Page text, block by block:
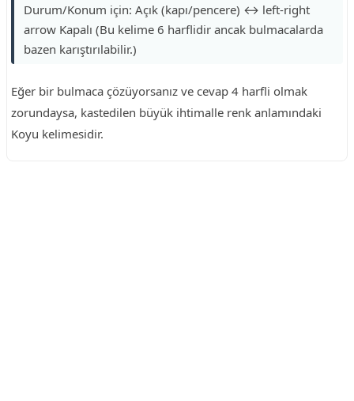
Durum/Konum için: Açık (kapı/pencere) ↔ left-right
arrow Kapalı (Bu kelime 6 harflidir ancak bulmacalarda
bazen karıştırılabilir.)
Eğer bir bulmaca çözüyorsanız ve cevap 4 harfli olmak
zorundaysa, kastedilen büyük ihtimalle renk anlamındaki
Koyu kelimesidir.